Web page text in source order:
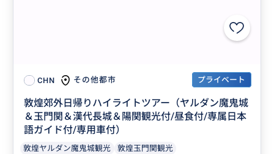
CHN その他都市 プライベート
敦煌郊外日帰りハイライトツアー（ヤルダン魔鬼城
＆玉門関＆漢代長城＆陽関観光付/昼食付/専属日本
語ガイド付/専用車付）
敦煌ヤルダン魔鬼城観光
敦煌玉門関観光